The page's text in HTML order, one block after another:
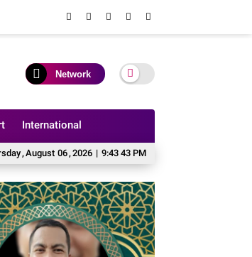
Network
International
,August 06,2026 | 9:43 44 PM
Kesehatan Gratis untuk Warga Binaan dan